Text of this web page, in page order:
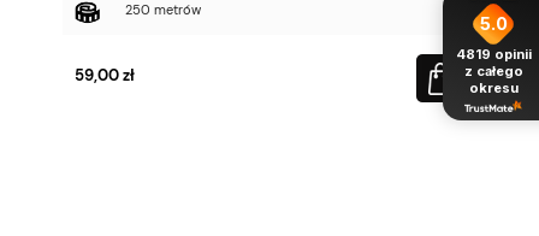
250 metrów
59,00 zł
5.0
4819 opinii
z całego
okresu